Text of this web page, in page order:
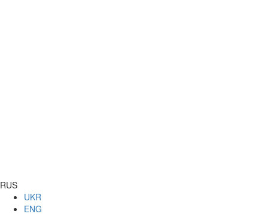
RUS
UKR
ENG